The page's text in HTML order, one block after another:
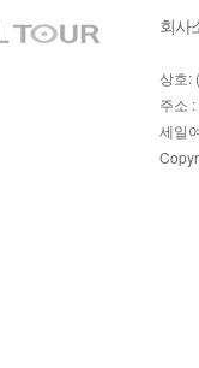
회사
상호:
주소
세일